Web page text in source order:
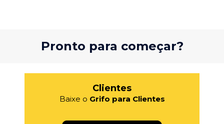
Pronto para começar?
Clientes
Baixe o Grifo para Clientes